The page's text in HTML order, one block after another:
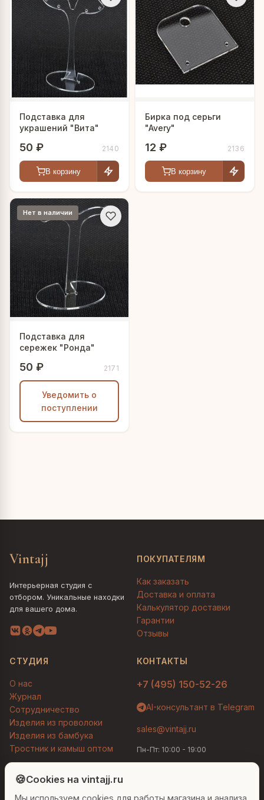
Подставка для
украшений "Вита"
50 ₽ 2140
В корзину
Бирка под серьги
"Avery"
12 ₽ 2136
В корзину
Нет в наличии
Подставка для
сережек "Ронда"
50 ₽ 2171
Уведомить о
поступлении
Vintajj
Интерьерная студия с
отбором. Уникальные находки
для вашего дома.
ПОКУПАТЕЛЯМ
Как заказать
Доставка и оплата
Калькулятор доставки
Гарантии
Отзывы
СТУДИЯ
О нас
Журнал
Сотрудничество
Изделия из проволоки
Изделия из бамбука
Тростник и камыш оптом
КОНТАКТЫ
+7 (495) 150-52-26
AI-консультант в Telegram
sales@vintajj.ru
Пн-Пт: 10:00 - 19:00
© 2026 Vintajj. Все права защищены.
🍪Cookies на vintajj.ru
Мы используем cookies для работы магазина и анализа
Людмила
Привет! Я Людмила, ваш персональный